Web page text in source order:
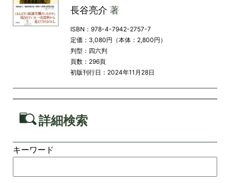
長谷亮介 著
ISBN：978-4-7942-2757-7
定価：3,080円（本体：2,800円）
判型：四六判
頁数：296頁
初版刊行日：2024年11月28日
詳細検索
キーワード